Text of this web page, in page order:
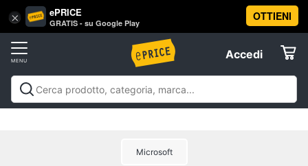
× ePRICE
GRATIS - su Google Play
OTTIENI
Accedi
Accedi
Registrati
Offerte
Vai
al
Microsoft